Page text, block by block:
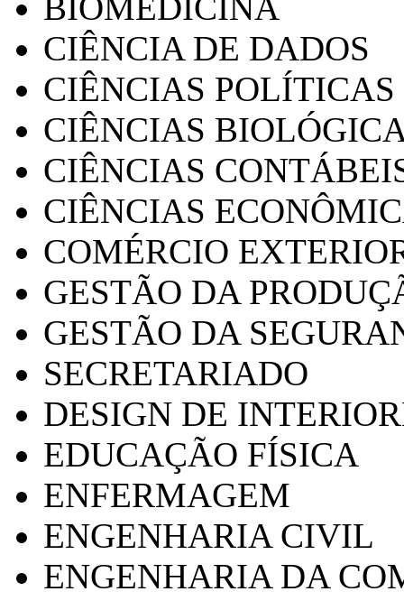
CIÊNCIA DE DADOS
CIÊNCIAS POLÍTICAS
CIÊNCIAS
CIÊNCIAS
CIÊNCIAS
COMÉRCIO
GESTÃO DA
GESTÃO DA
SECRETARIADO
DESIGN DE
EDUCAÇÃO FÍSICA
ENFERMAGEM
ENGENHARIA CIVIL
ENGENHARIA DA